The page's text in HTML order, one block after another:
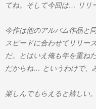
てね。そして今回は… リリ
今作は他のアルバム作品と
スピードに合わせてリリー
だ。とはいえ俺も年を重ね
だからね… というわけで、
楽しんでもらえると嬉しい